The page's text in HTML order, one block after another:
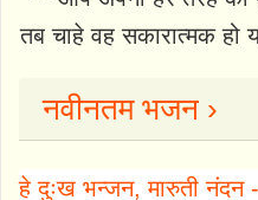
तब चाहे वह सकारात्मक हो
नवीनतम भजन ›
हे दुःख भन्जन, मारुती नंदन